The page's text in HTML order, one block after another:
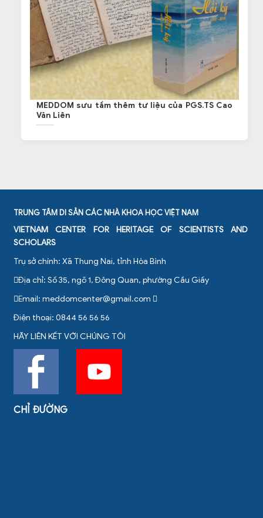
MEDDOM sưu tầm thêm tư liệu của PGS.TS Cao
Văn Liên
TRUNG TÂM DI SẢN CÁC NHÀ KHOA HỌC VIỆT NAM
VIETNAM CENTER FOR HERITAGE OF SCIENTISTS AND
SCHOLARS
Trụ sở chính: Xã Thung Nai, tỉnh Hòa Bình
Địa chỉ: Số 35, ngõ 1, Đông Quan, phường Cầu Giấy
Email: meddomcenter@gmail.com
Điện thoại: 0844 56 56 56
HÃY LIÊN KẾT VỚI CHÚNG TÔI
CHỈ ĐƯỜNG